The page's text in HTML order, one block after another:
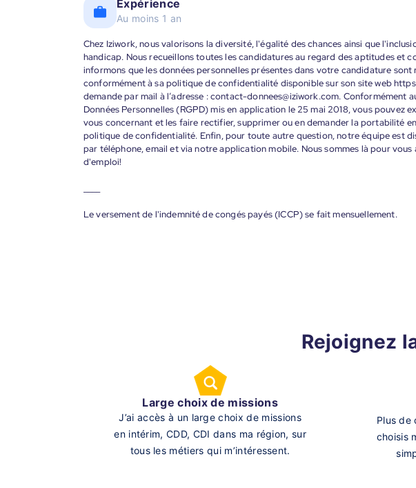
Expérience
Au moins 1 an
Chez Iziwork, nous valorisons la diversité, l'égalité des chances ainsi que
handicap. Nous recueillons toutes les candidatures au regard des aptitudes et
informons que les données personnelles présentes dans votre candidature
conformément à sa politique de confidentialité disponible sur son site web
demande par mail à l’adresse : contact-donnees@iziwork.com. Conformément
Données Personnelles (RGPD) mis en application le 25 mai 2018, vous pouvez
vous concernant et les faire rectifier, supprimer ou en demander la portabilité
politique de confidentialité. Enfin, pour toute autre question, notre équipe est
par téléphone, email et via notre application mobile. Nous sommes là pour
d'emploi!
Le versement de l'indemnité de congés payés (ICCP) se fait mensuellement.
Rejoignez
Large choix de missions
J’ai accès à un large choix de missions
en intérim, CDD, CDI dans ma région, sur
tous les métiers qui m’intéressent.
Plus de
choisis